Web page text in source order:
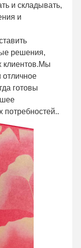
Наша
и складывать,
и
решения,
клиентов.Мы
отличное
готовы